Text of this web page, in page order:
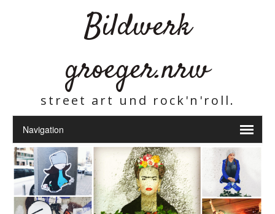
Bildwerk
groeger.nrw
street art und rock'n'roll.